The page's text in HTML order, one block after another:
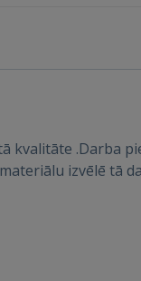
kvalitāte .Darba
izvēlē tā